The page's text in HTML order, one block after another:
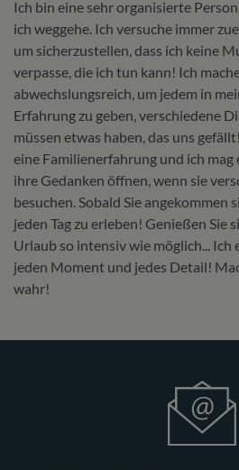
Ich bin eine sehr organisierte
ich weggehe. Ich versuche immer
um sicherzustellen, dass ich keine
verpasse, die ich tun kann! Ich
abwechslungsreich, um jedem in
Erfahrung zu geben, verschiedene
müssen etwas haben, das uns
eine Familienerfahrung und ich mag
ihre Gedanken öffnen, wenn sie
besuchen. Sobald Sie angekommen
jeden Tag zu erleben! Genießen Sie
Urlaub so intensiv wie möglich... Ich
jeden Moment und jedes Detail!
wahr!